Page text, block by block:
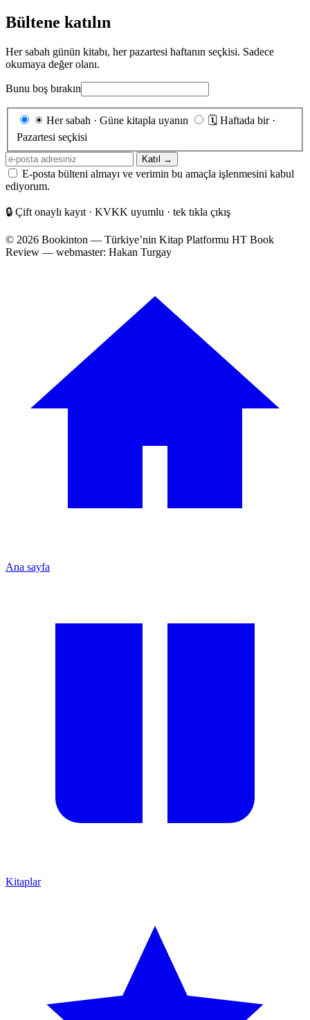
Bültene katılın
Her sabah günün kitabı, her pazartesi haftanın seçkisi. Sadece
okumaya değer olanı.
Bunu boş bırakın
Gönderim
sıklığı
☀ Her sabah · Güne kitapla uyanın 🗓 Haftada bir ·
Pazartesi seçkisi
E-
posta
adresiniz
Katıl →
E-posta bülteni almayı ve verimin bu amaçla işlenmesini kabul
ediyorum.
🔒 Çift onaylı kayıt · KVKK uyumlu · tek tıkla çıkış
© 2026 Bookinton — Türkiye’nin Kitap Platformu HT Book
Review — webmaster: Hakan Turgay
Ana sayfa
Kitaplar